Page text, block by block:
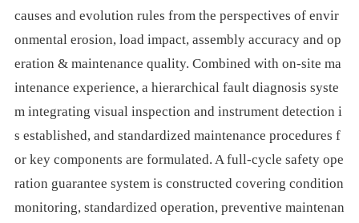
causes and evolution rules from the perspectives of envir
onmental erosion, load impact, assembly accuracy and op
eration & maintenance quality. Combined with on-site ma
intenance experience, a hierarchical fault diagnosis syste
m integrating visual inspection and instrument detection i
s established, and standardized maintenance procedures f
or key components are formulated. A full-cycle safety ope
ration guarantee system is constructed covering condition
monitoring, standardized operation, preventive maintenan